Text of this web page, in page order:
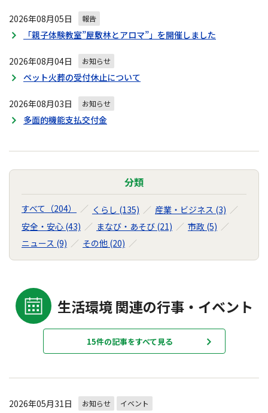
2026年08月05日 報告
「親子体験教室”屋敷林とアロマ”」を開催しました
2026年08月04日 お知らせ
ペット火葬の受付休止について
2026年08月03日 お知らせ
多面的機能支払交付金
分類
すべて（204） くらし (135)
産業・ビジネス (3)
安全・安心 (43)
まなび・あそび (21)
市政 (5)
ニュース (9)
その他 (20)
生活環境 関連の行事・イベント
15件の記事をすべて見る
2026年05月31日 お知らせ イベント